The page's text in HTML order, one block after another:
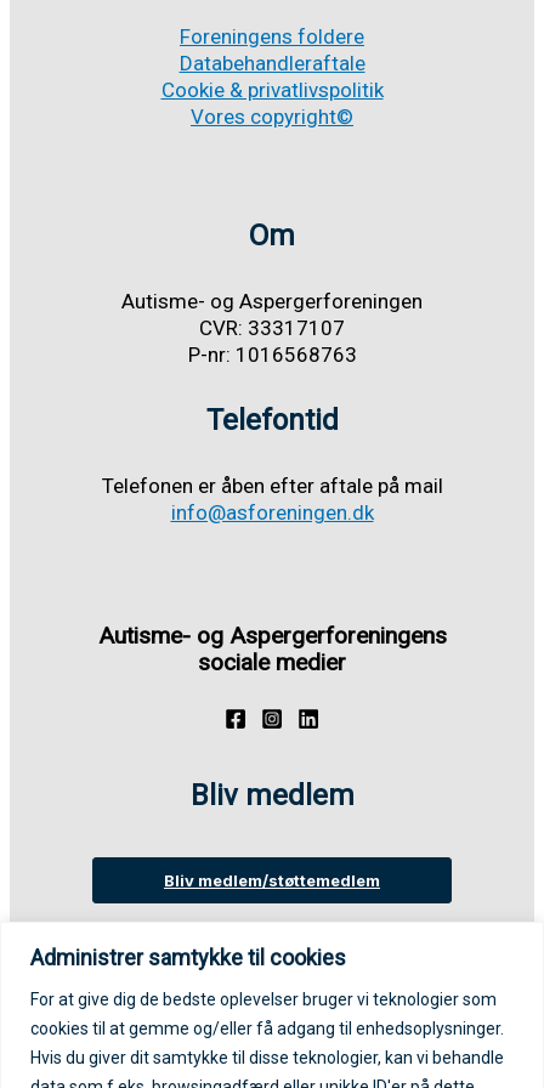
Administrer samtykke til cookies
For at give dig de bedste oplevelser bruger vi teknologier som
cookies til at gemme og/eller få adgang til enhedsoplysninger.
Hvis du giver dit samtykke til disse teknologier, kan vi behandle
Foreningens foldere
Databehandleraftale
Cookie & privatlivspolitik
Vores copyright©
Om
Autisme- og Aspergerforeningen
CVR: 33317107
P-nr: 1016568763
Telefontid
Telefonen er åben efter aftale på mail
info@asforeningen.dk
Autisme- og Aspergerforeningens
sociale medier
Bliv medlem
Bliv medlem/støttemedlem
Login på medlemsportal
Log ind på medlemsportal